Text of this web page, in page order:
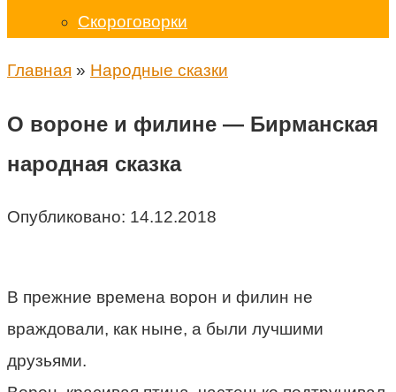
Скороговорки
Главная » Народные сказки
О вороне и филине — Бирманская
народная сказка
Опубликовано: 14.12.2018
В прежние времена ворон и филин не
враждовали, как ныне, а были лучшими
друзьями.